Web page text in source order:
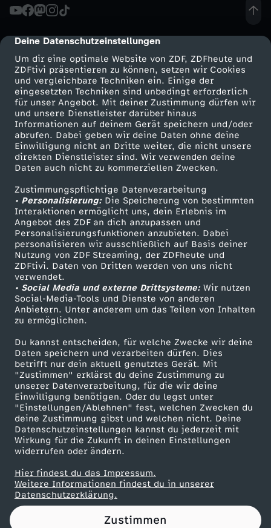
cmp-dialog-description
Deine Datenschutzeinstellungen
Um dir eine optimale Website von ZDF, ZDFheute und
ZDFtivi präsentieren zu können, setzen wir Cookies
und vergleichbare Techniken ein. Einige der
eingesetzten Techniken sind unbedingt erforderlich
für unser Angebot. Mit deiner Zustimmung dürfen wir
und unsere Dienstleister darüber hinaus
Informationen auf deinem Gerät speichern und/oder
abrufen. Dabei geben wir deine Daten ohne deine
Einwilligung nicht an Dritte weiter, die nicht unsere
direkten Dienstleister sind. Wir verwenden deine
Daten auch nicht zu kommerziellen Zwecken.
Zustimmungspflichtige Datenverarbeitung
• Personalisierung:Die Speicherung von bestimmten
Interaktionen ermöglicht uns, dein Erlebnis im
Angebot des ZDF an dich anzupassen und
Personalisierungsfunktionen anzubieten. Dabei
personalisieren wir ausschließlich auf Basis deiner
Nutzung von ZDF Streaming, der ZDFheute und
ZDFtivi. Daten von Dritten werden von uns nicht
verwendet.
• Social Media und externe Drittsysteme:Wir nutzen
Social-Media-Tools und Dienste von anderen
Anbietern. Unter anderem um das Teilen von Inhalten
zu ermöglichen.
Du kannst entscheiden, für welche Zwecke wir deine
Daten speichern und verarbeiten dürfen. Dies
betrifft nur dein aktuell genutztes Gerät. Mit
"Zustimmen" erklärst du deine Zustimmung zu
unserer Datenverarbeitung, für die wir deine
Einwilligung benötigen. Oder du legst unter
"Einstellungen/Ablehnen" fest, welchen Zwecken du
deine Zustimmung gibst und welchen nicht. Deine
Datenschutzeinstellungen kannst du jederzeit mit
Wirkung für die Zukunft in deinen Einstellungen
widerrufen oder ändern.
Hier findest du das Impressum.
Weitere Informationen findest du in unserer
Datenschutzerklärung.
Zustimmen
L
o
u
i
s
a
u
n
d
P
h
i
l
i
p
p
i
n
Mehr ZDF
ZDF-Apps
Smart TV
ZDFtext
Livestreams
Sendungen A-Z
TV-Programm
Service
ZDFmitreden
Kontakt zum ZDF
Tickets
Zuschauerservice
Hilfe
ZDF Unternehmen
Karriere
ZDF goes Schule
Werbefernsehen
Mainzelmännchen
Partner